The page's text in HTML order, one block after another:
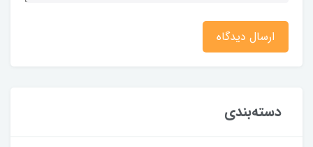
ارسال دیدگاه
دسته‌بندی